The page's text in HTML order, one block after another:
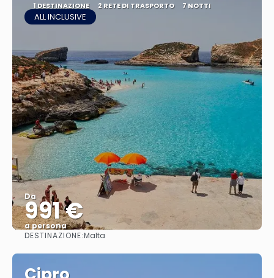
1 DESTINAZIONE 2 RETE DI TRASPORTO 7 NOTTI
ALL INCLUSIVE
Da
991 €
a persona
DESTINAZIONE:Malta